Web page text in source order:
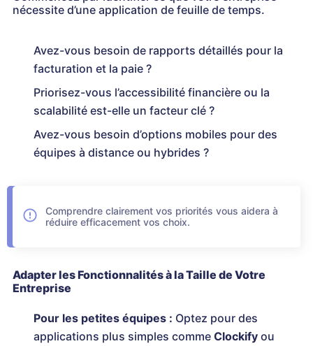
nécessite d’une application de feuille de temps.
Avez-vous besoin de rapports détaillés pour la
facturation et la paie ?
Priorisez-vous l’accessibilité financière ou la
scalabilité est-elle un facteur clé ?
Avez-vous besoin d’options mobiles pour des
équipes à distance ou hybrides ?
Comprendre clairement vos priorités vous aidera à
réduire efficacement vos choix.
Adapter les Fonctionnalités à la Taille de Votre
Entreprise
Pour les petites équipes : Optez pour des
applications plus simples comme Clockify ou